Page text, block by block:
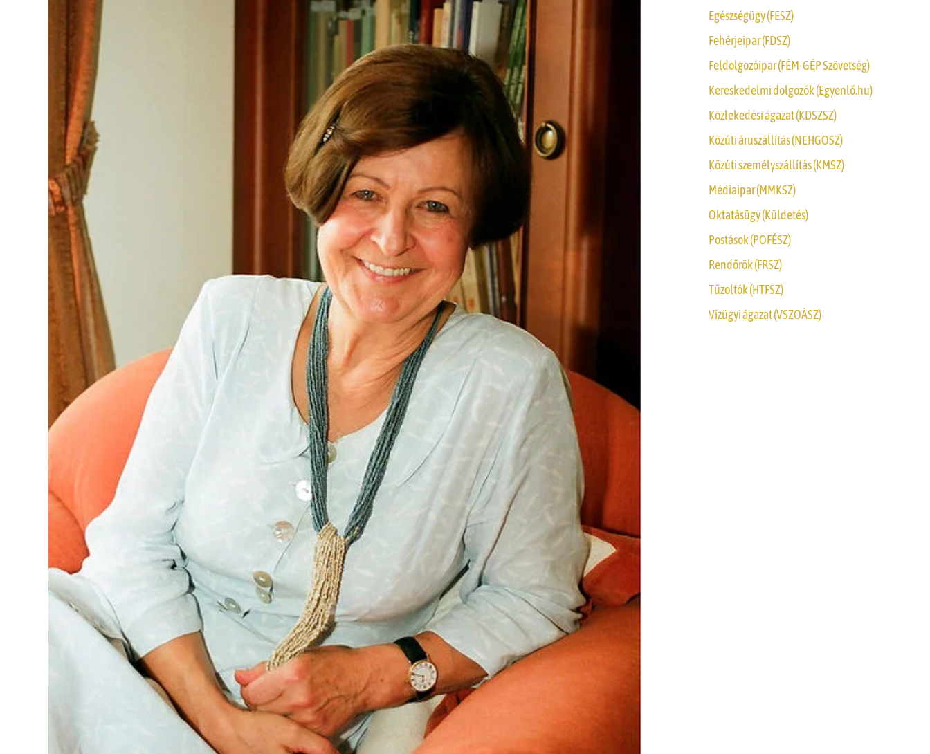
Egészségügy (FESZ)
Fehérjeipar (FDSZ)
Feldolgozóipar (FÉM-GÉP Szövetség)
Kereskedelmi dolgozók (Egyenlő.hu)
Közlekedési ágazat (KDSZSZ)
Közúti áruszállítás (NEHGOSZ)
Közúti személyszállítás (KMSZ)
Médiaipar (MMKSZ)
Oktatásügy (Küldetés)
Postások (POFÉSZ)
Rendőrök (FRSZ)
Tűzoltók (HTFSZ)
Vízügyi ágazat (VSZOÁSZ)